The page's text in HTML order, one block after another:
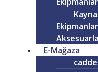
E-Mağaza